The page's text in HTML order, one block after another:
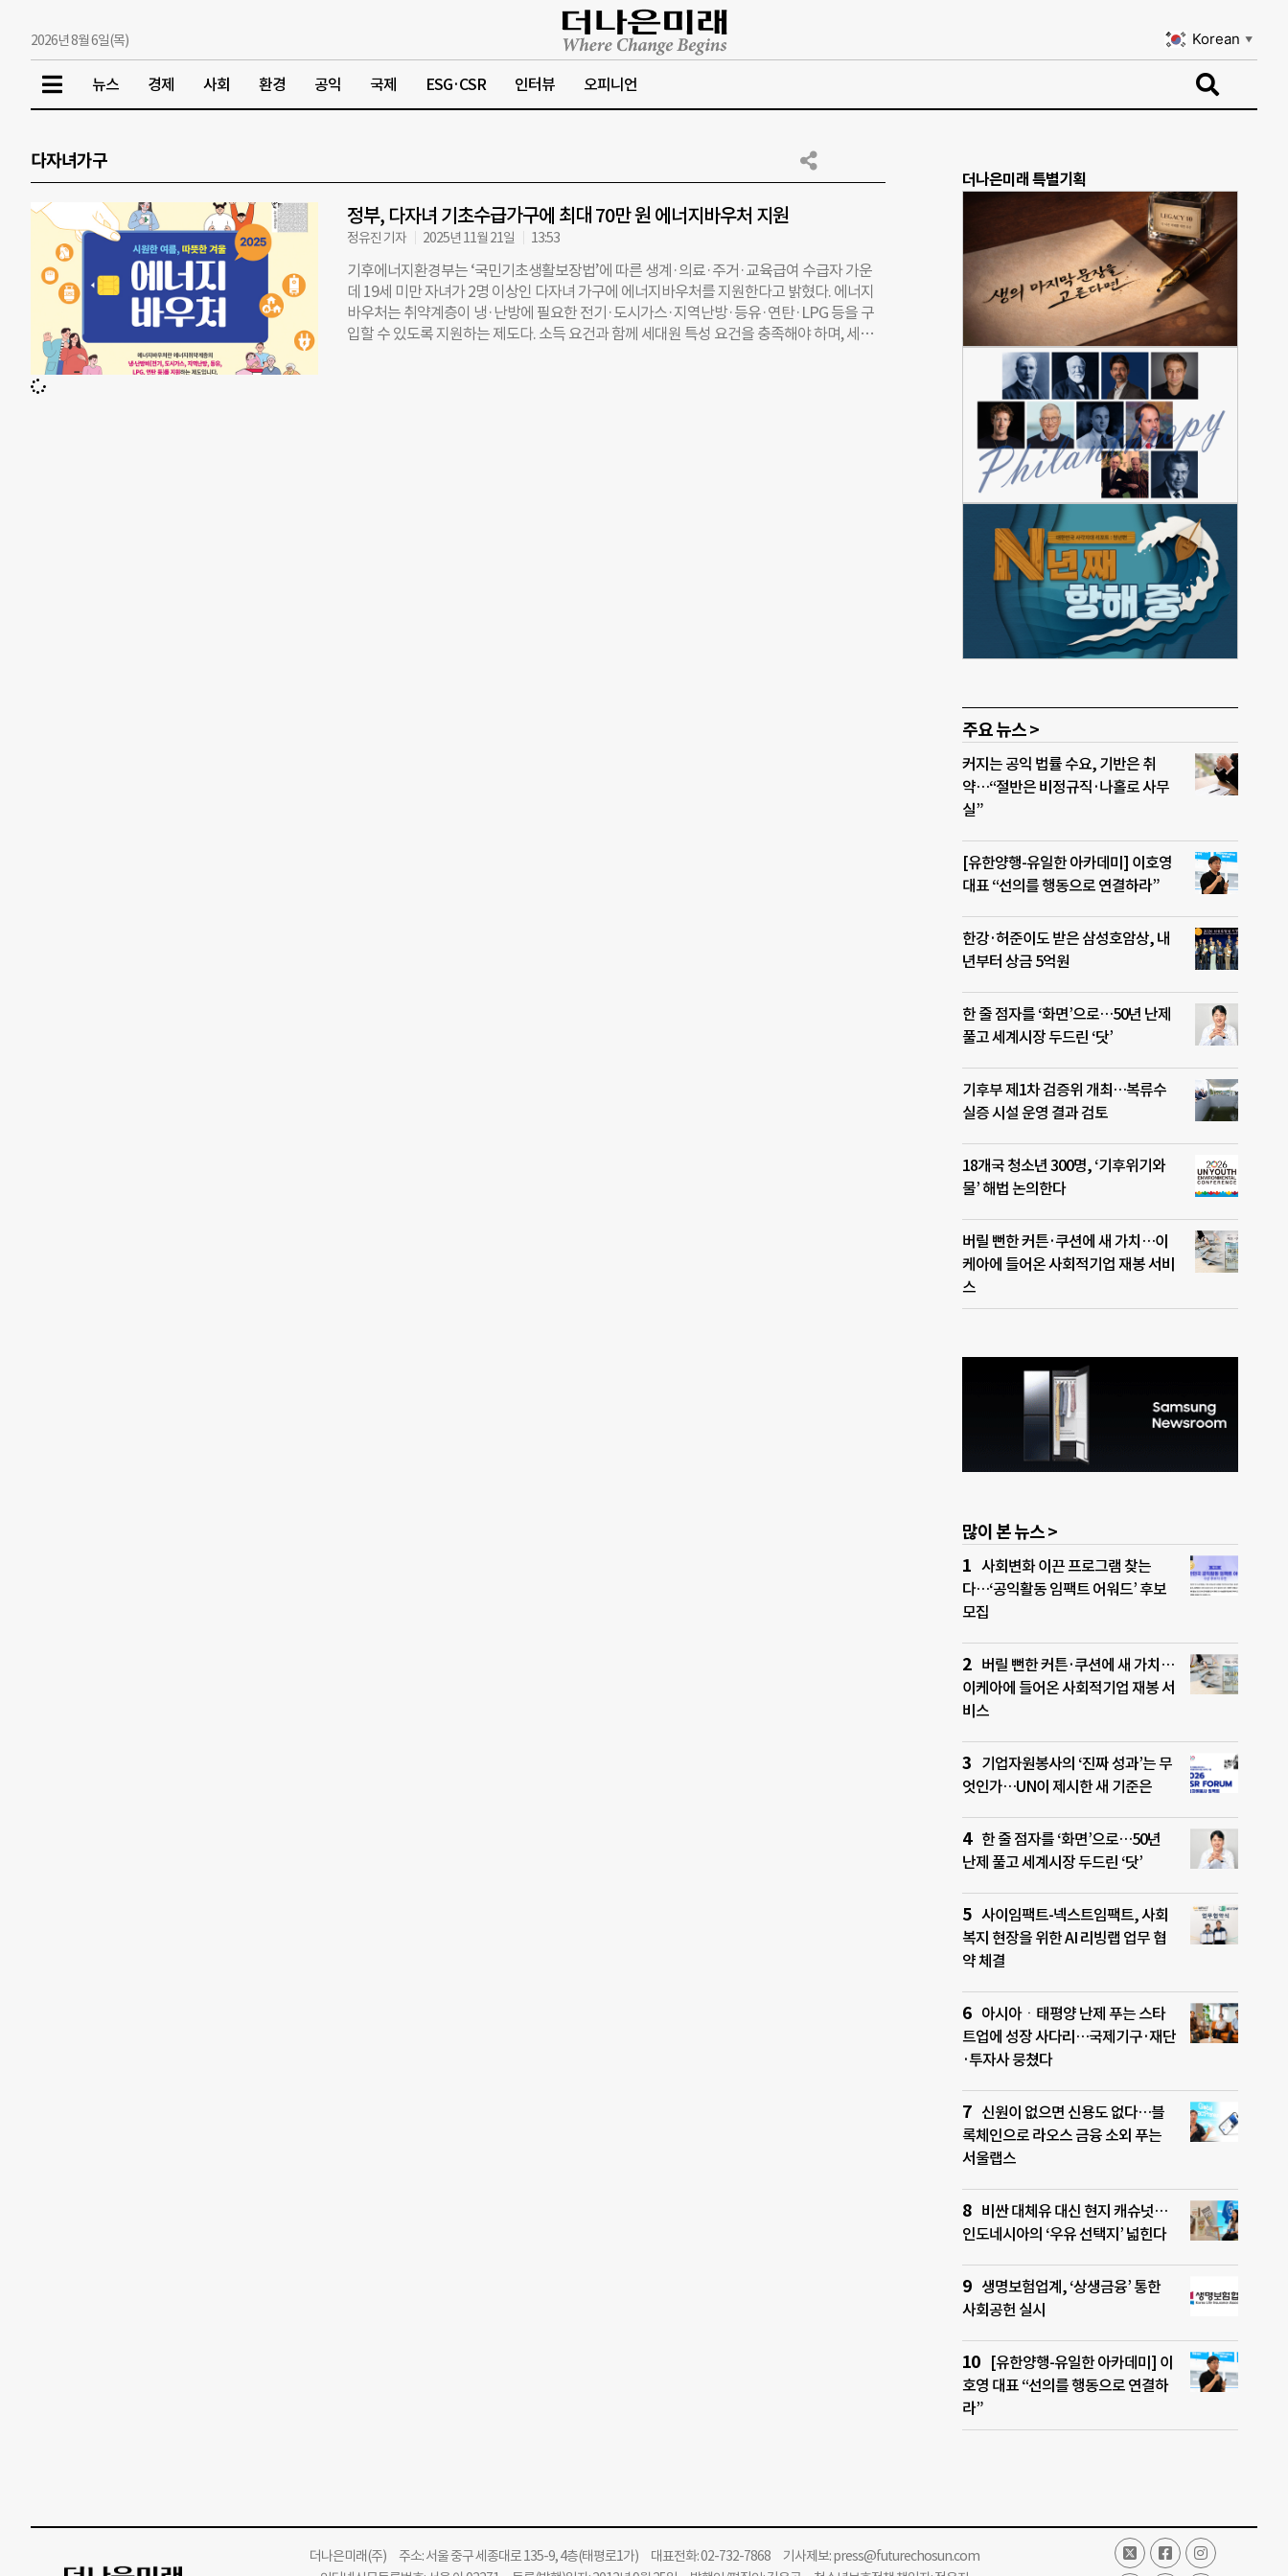
2026년 8월 6일(목) Korean ▼
뉴스 경제 사회 환경 공익 국제 ESG·CSR 인터뷰 오피니언
다자녀가구
정부, 다자녀 기초수급가구에 최대 70만 원 에너지바우처 지원
정유진 기자 2025년 11월 21일 13:53
기후에너지환경부는 ‘국민기초생활보장법’에 따른 생계·의료·주거·교육급여 수급자 가운
데 19세 미만 자녀가 2명 이상인 다자녀 가구에 에너지바우처를 지원한다고 밝혔다. 에너지
바우처는 취약계층이 냉·난방에 필요한 전기·도시가스·지역난방·등유·연탄·LPG 등을 구
입할 수 있도록 지원하는 제도다. 소득 요건과 함께 세대원 특성 요건을 충족해야 하며, 세대
더나은미래 특별기획
주요 뉴스 >
커지는 공익 법률 수요, 기반은 취
약…“절반은 비정규직·나홀로 사무
실”
[유한양행-유일한 아카데미] 이호영
대표 “선의를 행동으로 연결하라”
한강·허준이도 받은 삼성호암상, 내
년부터 상금 5억원
한 줄 점자를 ‘화면’으로…50년 난제
풀고 세계시장 두드린 ‘닷’
기후부 제1차 검증위 개최…복류수
실증 시설 운영 결과 검토
18개국 청소년 300명, ‘기후위기와
물’ 해법 논의한다
버릴 뻔한 커튼·쿠션에 새 가치…이
케아에 들어온 사회적기업 재봉 서비
스
많이 본 뉴스 >
사회변화 이끈 프로그램 찾는
다…‘공익활동 임팩트 어워드’ 후보
모집
버릴 뻔한 커튼·쿠션에 새 가치…
이케아에 들어온 사회적기업 재봉 서
비스
기업자원봉사의 ‘진짜 성과’는 무
엇인가…UN이 제시한 새 기준은
한 줄 점자를 ‘화면’으로…50년
난제 풀고 세계시장 두드린 ‘닷’
사이임팩트-넥스트임팩트, 사회
복지 현장을 위한 AI 리빙랩 업무 협
약 체결
아시아ㆍ태평양 난제 푸는 스타
트업에 성장 사다리…국제기구·재단
·투자사 뭉쳤다
신원이 없으면 신용도 없다…블
록체인으로 라오스 금융 소외 푸는
서울랩스
비싼 대체유 대신 현지 캐슈넛…
인도네시아의 ‘우유 선택지’ 넓힌다
생명보험업계, ‘상생금융’ 통한
사회공헌 실시
[유한양행-유일한 아카데미] 이
호영 대표 “선의를 행동으로 연결하
라”
더나은미래(주)주소: 서울 중구 세종대로 135-9, 4층(태평로1가) 대표전화: 02-732-7868 기사제보:press@futurechosun.com